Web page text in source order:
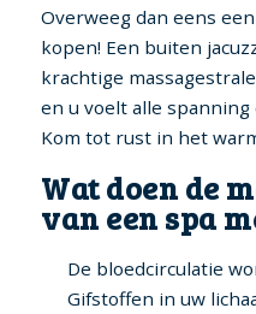
Overweeg dan eens
kopen! Een buiten
krachtige
en u voelt alle
Kom tot rust in het
Wat doen de
van een spa
De bloedcirculatie
Gifstoffen in uw